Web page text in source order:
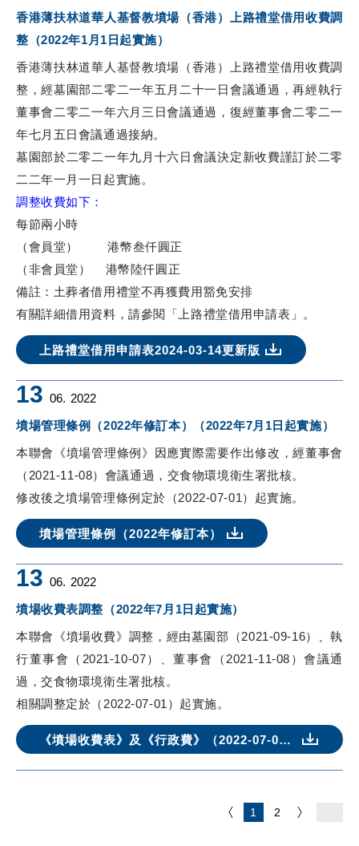
香港薄扶林道華人基督教墳場（香港）上路禮堂借用收費調
整（2022年1月1日起實施）
香港薄扶林道華人基督教墳場（香港）上路禮堂借用收費調
整，經墓園部二零二一年五月二十一日會議通過，再經執行
董事會二零二一年六月三日會議通過，復經董事會二零二一
年七月五日會議通過接納。
墓園部於二零二一年九月十六日會議決定新收費謹訂於二零
二二年一月一日起實施。
調整收費如下：
每節兩小時
（會員堂） 港幣叁仟圓正
（非會員堂） 港幣陸仟圓正
備註：土葬者借用禮堂不再獲費用豁免安排
有關詳細借用資料，請參閱「上路禮堂借用申請表」。
上路禮堂借用申請表2024-03-14更新版
13 06. 2022
墳場管理條例（2022年修訂本）（2022年7月1日起實施）
本聯會《墳場管理條例》因應實際需要作出修改，經董事會
（2021-11-08）會議通過，交食物環境衛生署批核。
修改後之墳場管理條例定於（2022-07-01）起實施。
墳場管理條例（2022年修訂本）
13 06. 2022
墳場收費表調整（2022年7月1日起實施）
本聯會《墳場收費》調整，經由墓園部（2021-09-16）、執
行董事會（2021-10-07）、董事會（2021-11-08）會議通
過，交食物環境衛生署批核。
相關調整定於（2022-07-01）起實施。
《墳場收費表》及《行政費》（2022-07-01版）
1 2